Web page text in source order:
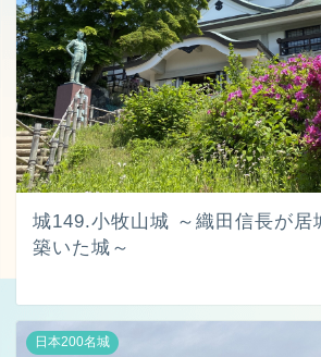
城149.小牧山城 ～織田信長が居
築いた城～
日本200名城